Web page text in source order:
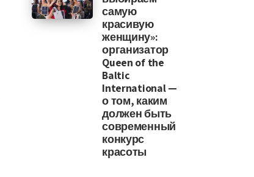
самую
красивую
женщину»:
организатор
Queen of the
Baltic
International —
о том, каким
должен быть
современный
конкурс
красоты